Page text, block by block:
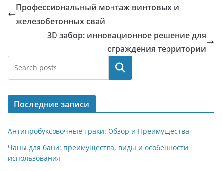
Профессиональный монтаж винтовых и
железобетонных свай
3D забор: инновационное решение для
ограждения территории
Поиск
Последние записи
Антипробуксовочные траки: Обзор и Преимущества
Чаны для бани: преимущества, виды и особенности
использования